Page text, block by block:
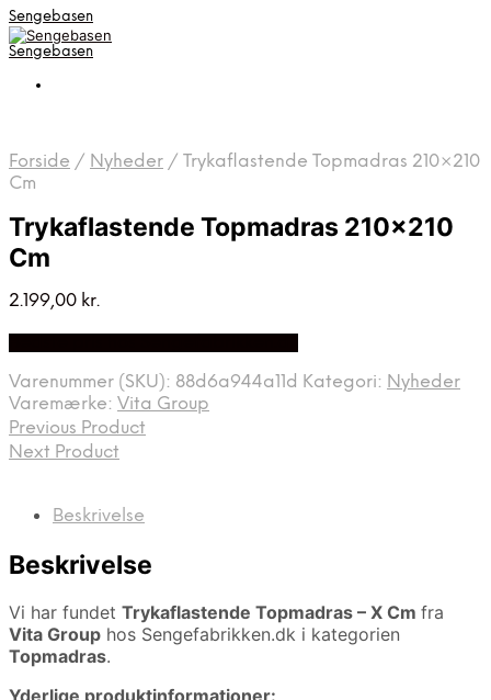
Sengebasen
Sengebasen
Forside / Nyheder / Trykaflastende Topmadras 210×210
Cm
Trykaflastende Topmadras 210×210
Cm
2.199,00 kr.
Varenummer (SKU): 88d6a944a11d Kategori: Nyheder
Varemærke: Vita Group
Previous Product
Next Product
Beskrivelse
Beskrivelse
Vi har fundet Trykaflastende Topmadras – X Cm fra
Vita Group hos Sengefabrikken.dk i kategorien
Topmadras.
Yderlige produktinformationer: